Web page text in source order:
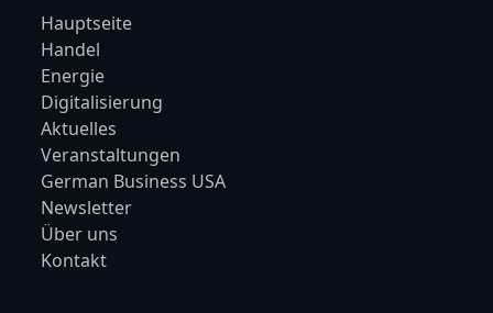
Hauptseite
Handel
Energie
Digitalisierung
Aktuelles
Veranstaltungen
German Business USA
Newsletter
Über uns
Kontakt